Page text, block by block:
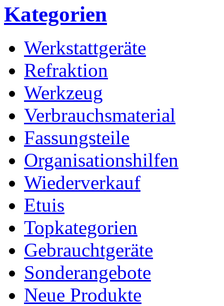
Kategorien
Werkstattgeräte
Refraktion
Werkzeug
Verbrauchsmaterial
Fassungsteile
Organisationshilfen
Wiederverkauf
Etuis
Topkategorien
Gebrauchtgeräte
Sonderangebote
Neue Produkte